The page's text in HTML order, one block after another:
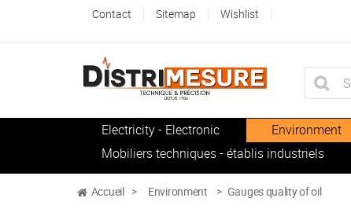
Contact Sitemap Wishlist
Electricity - Electronic Environment
Mobiliers techniques - établis industriels
Accueil > Environment > Gauges quality of oil